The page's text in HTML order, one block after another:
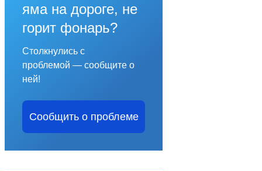
яма на дороге, не
горит фонарь?
Столкнулись с
проблемой — сообщите о
ней!
Сообщить о проблеме